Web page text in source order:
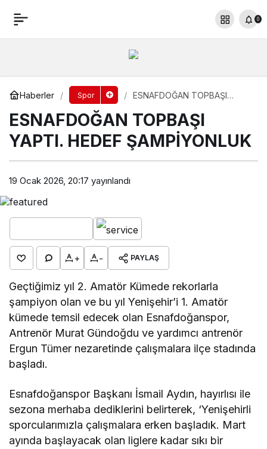
0
Haberler Spor
ESNAFDOĞAN TOPBAŞI
ESNAFDOĞAN TOPBAŞI
YAPTI. HEDEF ŞAMPİYONLUK
19 Ocak 2026, 20:17 yayınlandı
+ - PAYLAŞ
Geçtiğimiz yıl 2. Amatör Kümede rekorlarla
şampiyon olan ve bu yıl Yenişehir’i 1. Amatör
kümede temsil edecek olan Esnafdoğanspor,
Antrenör Murat Gündoğdu ve yardımcı antrenör
Ergun Tümer nezaretinde çalışmalara ilçe stadında
başladı.
Esnafdoğanspor Başkanı İsmail Aydın, hayırlısı ile
sezona merhaba dediklerini belirterek, ‘Yenişehirli
sporcularımızla çalışmalara erken başladık. Mart
ayında başlayacak olan liglere kadar sıkı bir
ESNAFDOĞAN TOPBAŞI YAPTI. HEDEF